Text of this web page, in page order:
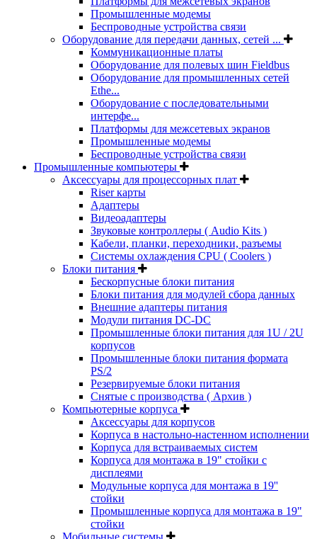
Промышленные модемы
Беспроводные устройства связи
Оборудование для передачи данных, сетей ...
Коммуникационные платы
Оборудование для полевых шин Fieldbus
Оборудование для промышленных сетей
Ethe...
Оборудование с последовательными
интерфе...
Платформы для межсетевых экранов
Промышленные модемы
Беспроводные устройства связи
Промышленные компьютеры
Аксессуары для процессорных плат
Riser карты
Адаптеры
Видеоадаптеры
Звуковые контроллеры ( Audio Kits )
Кабели, планки, переходники, разъемы
Системы охлаждения CPU ( Coolers )
Блоки питания
Бескорпусные блоки питания
Блоки питания для модулей сбора данных
Внешние адаптеры питания
Модули питания DC-DC
Промышленные блоки питания для 1U / 2U
корпусов
Промышленные блоки питания формата
PS/2
Резервируемые блоки питания
Снятые с производства ( Архив )
Компьютерные корпуса
Аксессуары для корпусов
Корпуса в настольно-настенном исполнении
Корпуса для встраиваемых систем
Корпуса для монтажа в 19" стойки с
дисплеями
Модульные корпуса для монтажа в 19''
стойки
Промышленные корпуса для монтажа в 19"
стойки
Мобильные системы